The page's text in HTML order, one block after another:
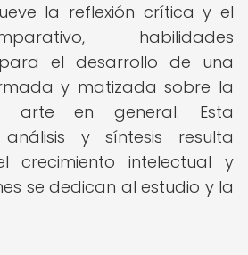
la reflexión crítica y el
habilidades
el desarrollo de una
y matizada sobre la
arte en general. Esta
y síntesis resulta
crecimiento intelectual y
se dedican al estudio y la